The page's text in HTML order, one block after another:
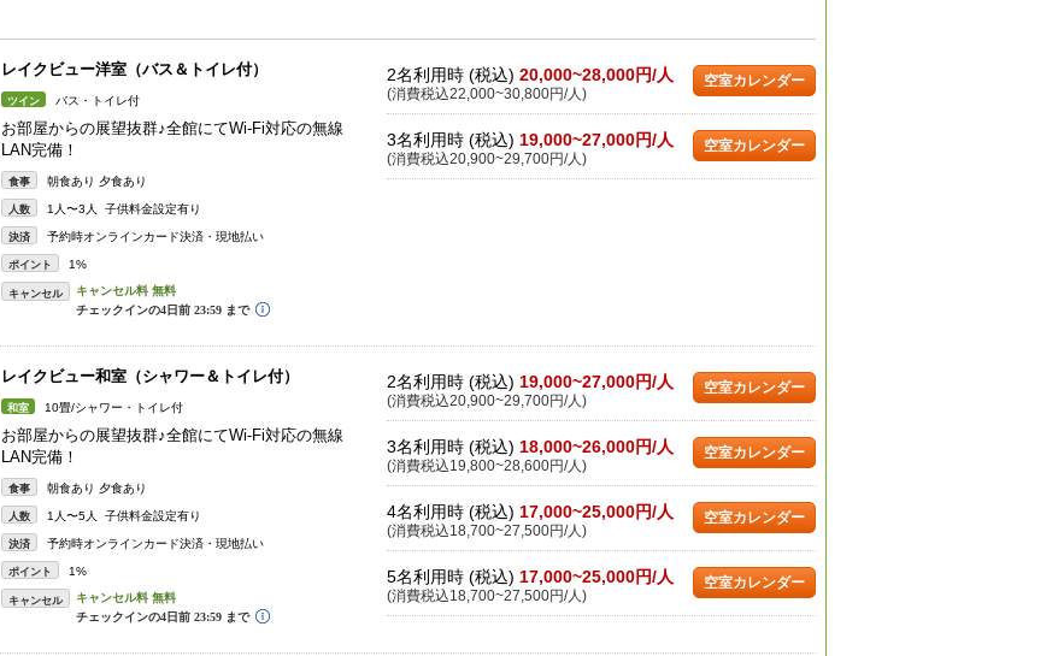
レイクビュー洋室（バス＆トイレ付）
ツイン バス・トイレ付
お部屋からの展望抜群♪全館にてWi-Fi対応の無線
LAN完備！
食事 朝食あり 夕食あり
人数 1人〜3人 子供料金設定有り
決済 予約時オンラインカード決済・現地払い
ポイント 1%
キャンセル
2名利用時 (税込) 20,000~28,000円/人
(消費税込22,000~30,800円/人)
空室カレンダー
3名利用時 (税込) 19,000~27,000円/人
(消費税込20,900~29,700円/人)
空室カレンダー
レイクビュー和室（シャワー＆トイレ付）
和室 10畳/シャワー・トイレ付
お部屋からの展望抜群♪全館にてWi-Fi対応の無線
LAN完備！
食事 朝食あり 夕食あり
人数 1人〜5人 子供料金設定有り
決済 予約時オンラインカード決済・現地払い
ポイント 1%
キャンセル
2名利用時 (税込) 19,000~27,000円/人
(消費税込20,900~29,700円/人)
空室カレンダー
3名利用時 (税込) 18,000~26,000円/人
(消費税込19,800~28,600円/人)
空室カレンダー
4名利用時 (税込) 17,000~25,000円/人
(消費税込18,700~27,500円/人)
空室カレンダー
5名利用時 (税込) 17,000~25,000円/人
(消費税込18,700~27,500円/人)
空室カレンダー